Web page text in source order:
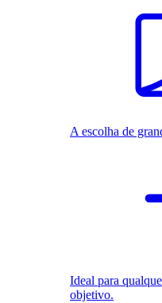
A escolha de
Ideal para
objetivo.